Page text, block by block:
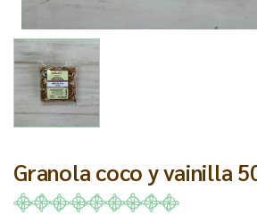
Granola coco y vainilla